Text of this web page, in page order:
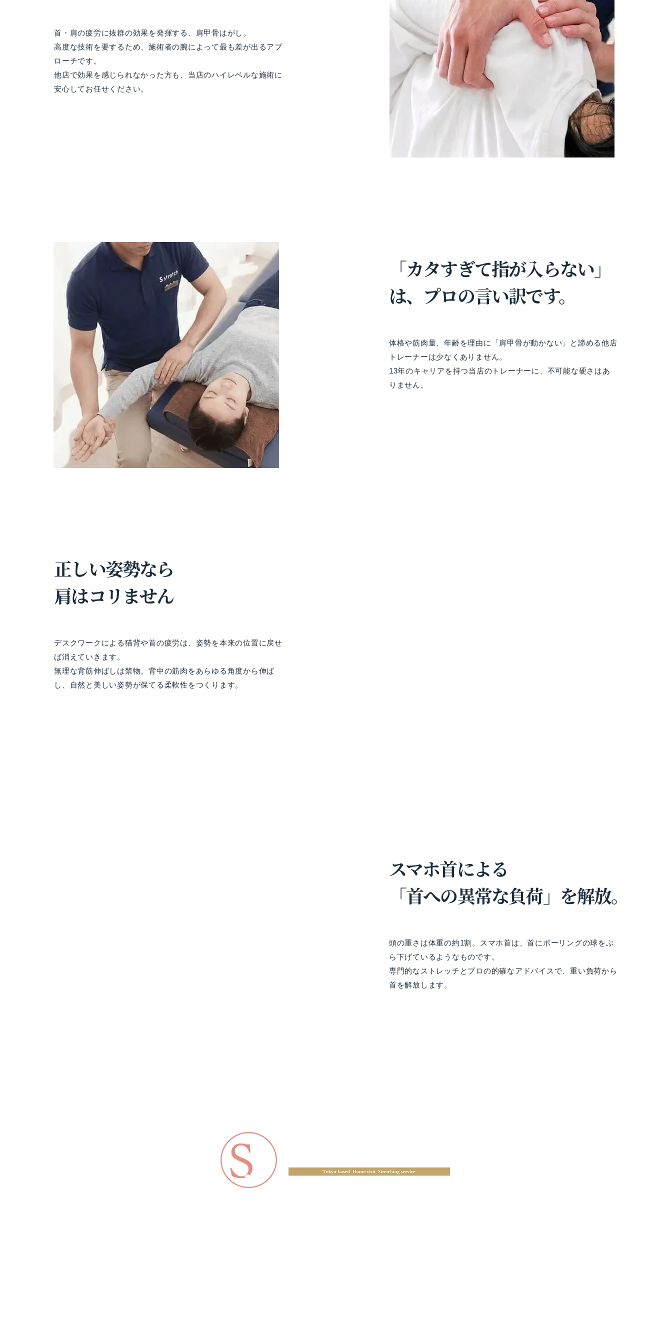
首・肩の疲労に抜群の効果を発揮する、肩甲骨はがし。
高度な技術を要するため、施術者の腕によって最も差が出るアプ
ローチです。
他店で効果を感じられなかった方も、当店のハイレベルな施術に
安心してお任せください。
「カタすぎて指が入らない」
は、プロの言い訳です。
体格や筋肉量、年齢を理由に「肩甲骨が動かない」と諦める他店
トレーナーは少なくありません。
13年のキャリアを持つ当店のトレーナーに、不可能な硬さはあ
りません。
正しい姿勢なら
​肩はコリません
デスクワークによる猫背や首の疲労は、姿勢を本来の位置に戻せ
ば消えていきます。
無理な背筋伸ばしは禁物。背中の筋肉をあらゆる角度から伸ば
し、自然と美しい姿勢が保てる柔軟性をつくります。
スマホ首による
「首への異常な負荷」を解放。
頭の重さは体重の約1割。スマホ首は、首にボーリングの球をぶ
ら下げているようなものです。
専門的なストレッチとプロの的確なアドバイスで、重い負荷から
首を解放します。